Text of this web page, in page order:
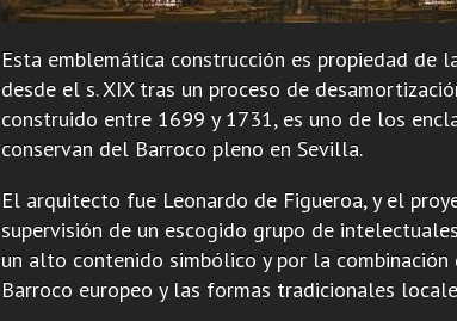
Esta emblemática construcción es propiedad de
desde el s. XIX tras un proceso de
construido entre 1699 y 1731, es uno de los
conservan del Barroco pleno en Sevilla.
El arquitecto fue Leonardo de Figueroa, y el
supervisión de un escogido grupo de
un alto contenido simbólico y por la
Barroco europeo y las formas tradicionales